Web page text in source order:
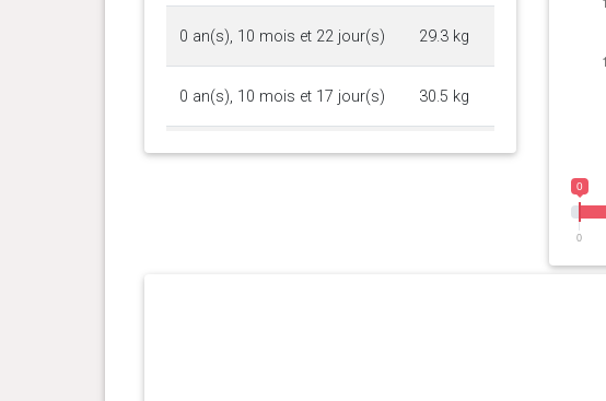
0 an(s), 10 mois et 22 jour(s) 29.3 kg
0 an(s), 10 mois et 17 jour(s) 30.5 kg
0 an(s), 10 mois et 9 jour(s) 30.4 kg
0
0